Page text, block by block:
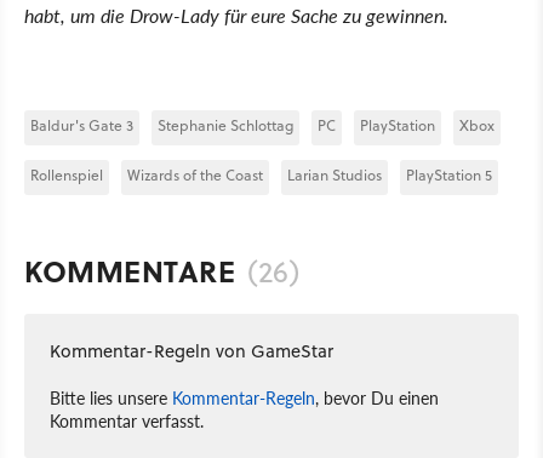
habt, um die Drow-Lady für eure Sache zu gewinnen.
Baldur's Gate 3 Stephanie Schlottag PC PlayStation Xbox
Rollenspiel Wizards of the Coast Larian Studios PlayStation 5
KOMMENTARE (26)
Kommentar-Regeln von GameStar
Bitte lies unsere Kommentar-Regeln, bevor Du einen
Kommentar verfasst.